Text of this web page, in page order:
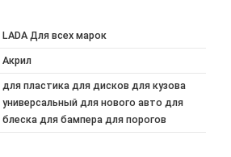
LADA Для всех марок
Акрил
для пластика для дисков для кузова
универсальный для нового авто для
блеска для бампера для порогов